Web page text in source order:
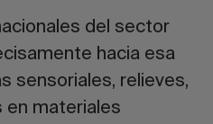
del sector
hacia esa
sensoriales, relieves,
en materiales